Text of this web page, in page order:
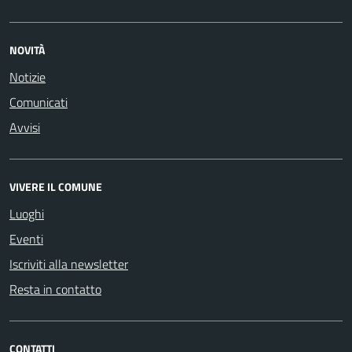
NOVITÀ
Notizie
Comunicati
Avvisi
VIVERE IL COMUNE
Luoghi
Eventi
Iscriviti alla newsletter
Resta in contatto
CONTATTI